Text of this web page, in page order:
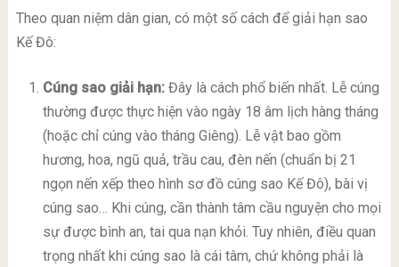
Theo quan niệm dân gian, có một số cách để giải hạn sao
Kế Đô:
Cúng sao giải hạn:Đây là cách phổ biến nhất. Lễ cúng
thường được thực hiện vào ngày 18 âm lịch hàng tháng
(hoặc chỉ cúng vào tháng Giêng). Lễ vật bao gồm
hương, hoa, ngũ quả, trầu cau, đèn nến (chuẩn bị 21
ngọn nến xếp theo hình sơ đồ cúng sao Kế Đô), bài vị
cúng sao… Khi cúng, cần thành tâm cầu nguyện cho mọi
sự được bình an, tai qua nạn khỏi. Tuy nhiên, điều quan
trọng nhất khi cúng sao là cái tâm, chứ không phải là